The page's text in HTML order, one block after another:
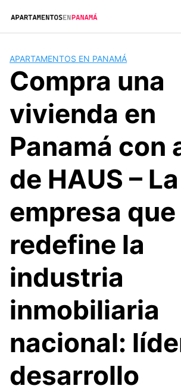
contenido
APARTAMENTOS EN PANAMÁ
Compra una
vivienda en
Panamá con
de HAUS – La
empresa que
redefine la
industria
inmobiliaria
nacional:
desarrollo